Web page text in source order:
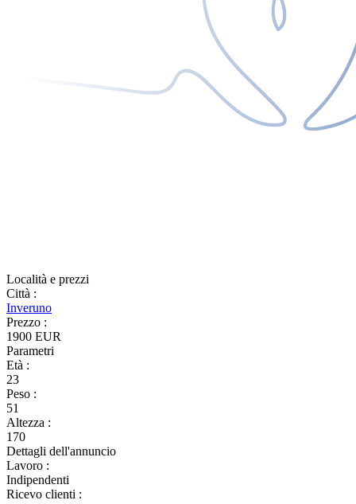
Località e prezzi
Città :
Inveruno
Prezzo :
1900 EUR
Parametri
Età :
23
Peso :
51
Altezza :
170
Dettagli dell'annuncio
Lavoro :
Indipendenti
Ricevo clienti :